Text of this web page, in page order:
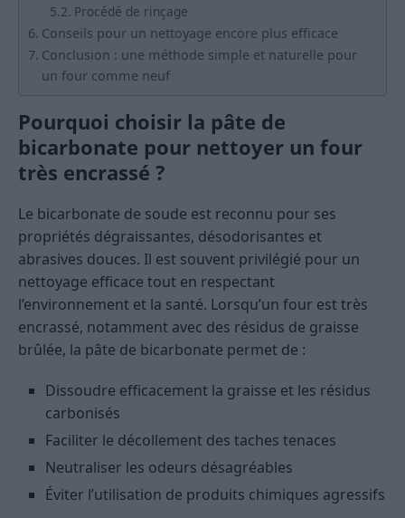
Procédé de rinçage
Conseils pour un nettoyage encore plus efficace
Conclusion : une méthode simple et naturelle pour
un four comme neuf
Pourquoi choisir la pâte de
bicarbonate pour nettoyer un four
très encrassé ?
Le bicarbonate de soude est reconnu pour ses
propriétés dégraissantes, désodorisantes et
abrasives douces. Il est souvent privilégié pour un
nettoyage efficace tout en respectant
l’environnement et la santé. Lorsqu’un four est très
encrassé, notamment avec des résidus de graisse
brûlée, la pâte de bicarbonate permet de :
Dissoudre efficacement la graisse et les résidus
carbonisés
Faciliter le décollement des taches tenaces
Neutraliser les odeurs désagréables
Éviter l’utilisation de produits chimiques agressifs